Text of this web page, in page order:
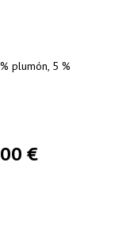
plumón, 5 %
€